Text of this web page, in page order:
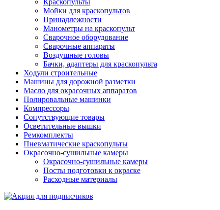
Краскопульты
Мойки для краскопультов
Принадлежности
Манометры на краскопульт
Сварочное оборудование
Сварочные аппараты
Воздушные головы
Бачки, адаптеры для краскопульта
Ходули строительные
Машины для дорожной разметки
Масло для окрасочных аппаратов
Полировальные машинки
Компрессоры
Сопутствующие товары
Осветительные вышки
Ремкомплекты
Пневматические краскопульты
Окрасочно-сушильные камеры
Окрасочно-сушильные камеры
Посты подготовки к окраске
Расходные материалы